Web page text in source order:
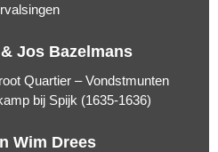
Jos Bazelmans
Quartier – Vondstmunten
bij Spijk (1635-1636)
Wim Drees